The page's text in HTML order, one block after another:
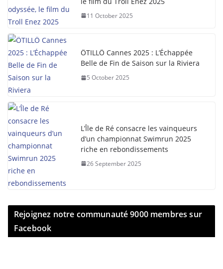
11 October 2025
ÖTILLÖ Cannes 2025 : L’Échappée
Belle de Fin de Saison sur la Riviera
5 October 2025
L’Île de Ré consacre les vainqueurs
d’un championnat Swimrun 2025
riche en rebondissements
26 September 2025
Rejoignez notre communauté 9000 membres sur
Facebook